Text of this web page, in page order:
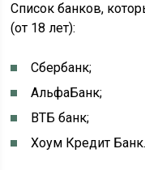
Список банков,
(от 18 лет):
Сбербанк;
АльфаБанк;
ВТБ банк;
Хоум Кредит Банк.